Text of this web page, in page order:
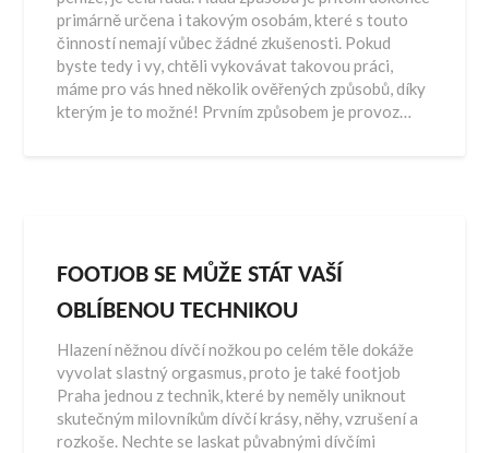
primárně určena i takovým osobám, které s touto
činností nemají vůbec žádné zkušenosti. Pokud
byste tedy i vy, chtěli vykovávat takovou práci,
máme pro vás hned několik ověřených způsobů, díky
kterým je to možné! Prvním způsobem je provoz…
FOOTJOB SE MŮŽE STÁT VAŠÍ
OBLÍBENOU TECHNIKOU
Hlazení něžnou dívčí nožkou po celém těle dokáže
vyvolat slastný orgasmus, proto je také footjob
Praha jednou z technik, které by neměly uniknout
skutečným milovníkům dívčí krásy, něhy, vzrušení a
rozkoše. Nechte se laskat půvabnými dívčími